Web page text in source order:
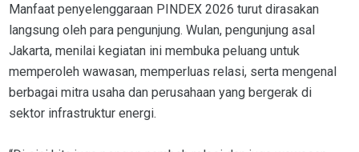
Manfaat penyelenggaraan PINDEX 2026 turut dirasakan
langsung oleh para pengunjung. Wulan, pengunjung asal
Jakarta, menilai kegiatan ini membuka peluang untuk
memperoleh wawasan, memperluas relasi, serta mengenal
berbagai mitra usaha dan perusahaan yang bergerak di
sektor infrastruktur energi.